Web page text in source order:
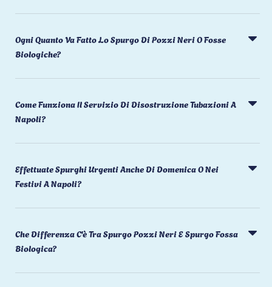
Ogni Quanto Va Fatto Lo Spurgo Di Pozzi Neri O Fosse
Biologiche?
Come Funziona Il Servizio Di Disostruzione Tubazioni A
Napoli?
Effettuate Spurghi Urgenti Anche Di Domenica O Nei
Festivi A Napoli?
Che Differenza C'è Tra Spurgo Pozzi Neri E Spurgo Fossa
Biologica?